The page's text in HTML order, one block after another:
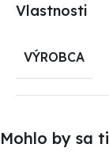
Vlastnosti
VÝROBCA
Mohlo by sa